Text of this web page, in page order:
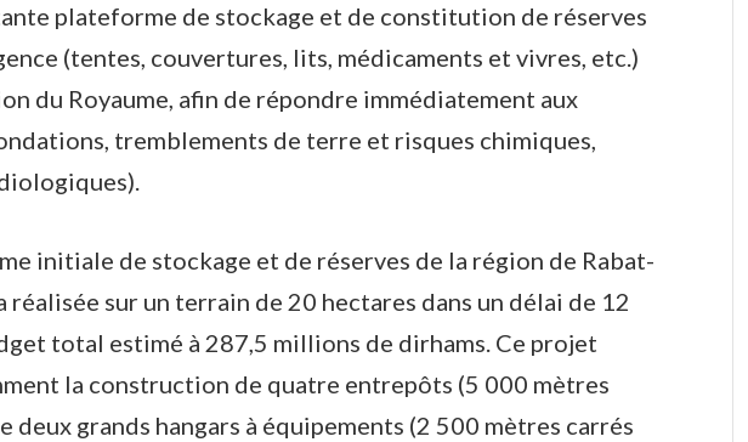
plateforme de stockage et de constitution de réserves
(tentes, couvertures, lits, médicaments et vivres, etc.)
du Royaume, afin de répondre immédiatement aux
tremblements de terre et risques chimiques,
initiale de stockage et de réserves de la région de Rabat-
réalisée sur un terrain de 20 hectares dans un délai de 12
total estimé à 287,5 millions de dirhams. Ce projet
la construction de quatre entrepôts (5 000 mètres
deux grands hangars à équipements (2 500 mètres carrés